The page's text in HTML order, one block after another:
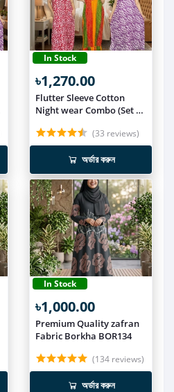
In Stock
৳1,270.00
Flutter Sleeve Cotton
Night wear Combo (Set of
(33 reviews)
অর্ডার করুন
In Stock
৳1,000.00
Premium Quality zafran
Fabric Borkha BOR134
(134 reviews)
অর্ডার করুন